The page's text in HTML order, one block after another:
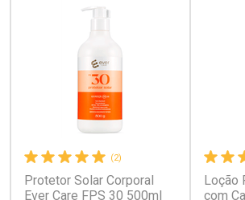
Ativar Desconto
(2)
Protetor Solar Corporal
Ever Care FPS 30 500ml
Loção
com